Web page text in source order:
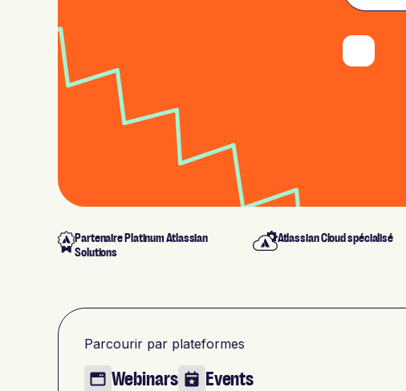
Partenaire Platinum Atlassian
Solutions
Atlassian Cloud spécialisé
Parcourir par plateformes
Webinars Events